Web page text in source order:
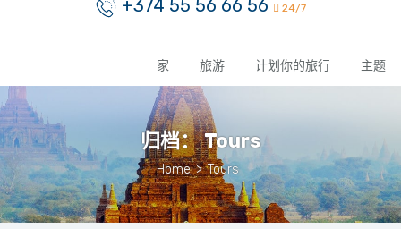
+374 55 56 66 56 24/7
家 旅游 计划你的旅行 主题
归档：Tours
Home > Tours